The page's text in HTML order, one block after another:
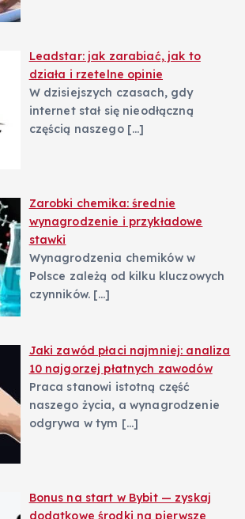
Leadstar: jak zarabiać, jak to
działa i rzetelne opinie
W dzisiejszych czasach, gdy
internet stał się nieodłączną
częścią naszego […]
Zarobki chemika: średnie
wynagrodzenie i przykładowe
stawki
Wynagrodzenia chemików w
Polsce zależą od kilku kluczowych
czynników. […]
Jaki zawód płaci najmniej: analiza
10 najgorzej płatnych zawodów
Praca stanowi istotną część
naszego życia, a wynagrodzenie
odgrywa w tym […]
Bonus na start w Bybit — zyskaj
dodatkowe środki na pierwsze